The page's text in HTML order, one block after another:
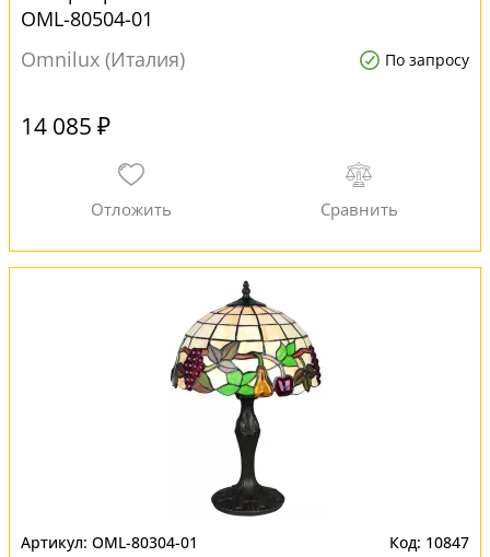
OML-80504-01
Omnilux (Италия)
По запросу
14 085 ₽
OML-80304-01 10847